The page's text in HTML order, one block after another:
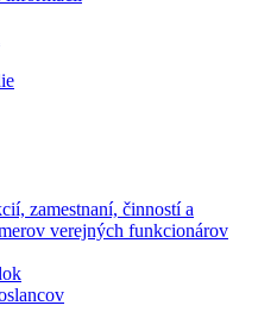
zamestnaní, činností a
verejných funkcionárov